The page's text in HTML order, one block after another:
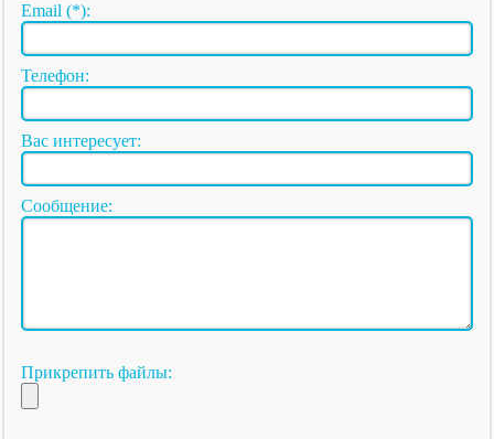
Email (*):
Телефон:
Вас интересует:
Сообщение:
Прикрепить файлы: